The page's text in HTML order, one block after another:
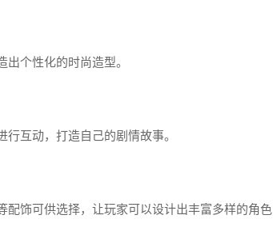
个性化的时尚造型。
互动，打造自己的剧情故事。
饰可供选择，让玩家可以设计出丰富多样的角色